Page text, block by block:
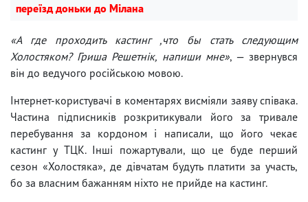
переїзд доньки до Мілана
«А где проходить кастинг ,что бы стать следующим
Холостяком? Гриша Решетнік, напиши мне», — звернувся
він до ведучого російською мовою.
Інтернет-користувачі в коментарях висміяли заяву співака.
Частина підписників розкритикували його за тривале
перебування за кордоном і написали, що його чекає
кастинг у ТЦК. Інші пожартували, що це буде перший
сезон «Холостяка», де дівчатам будуть платити за участь,
бо за власним бажанням ніхто не прийде на кастинг.